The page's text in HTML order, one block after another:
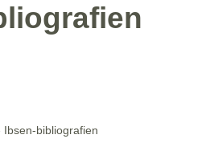
Ibsen-bibliografien